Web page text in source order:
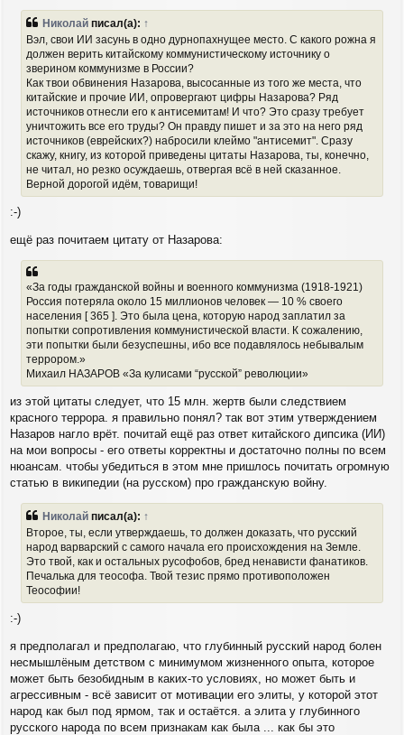
о
щ
Николай писал(а): ↑
Вэл, свои ИИ засунь в одно дурнопахнущее место. С какого рожна я
должен верить китайскому коммунистическому источнику о
зверином коммунизме в России?
Как твои обвинения Назарова, высосанные из того же места, что
китайские и прочие ИИ, опровергают цифры Назарова? Ряд
источников отнесли его к антисемитам! И что? Это сразу требует
уничтожить все его труды? Он правду пишет и за это на него ряд
источников (еврейских?) набросили клеймо "антисемит". Сразу
скажу, книгу, из которой приведены цитаты Назарова, ты, конечно,
не читал, но резко осуждаешь, отвергая всё в ней сказанное.
Верной дорогой идём, товарищи!
:-)
ещё раз почитаем цитату от Назарова:
«За годы гражданской войны и военного коммунизма (1918-1921)
Россия потеряла около 15 миллионов человек — 10 % своего
населения [ 365 ]. Это была цена, которую народ заплатил за
попытки сопротивления коммунистической власти. К сожалению,
эти попытки были безуспешны, ибо все подавлялось небывалым
террором.»
Михаил НАЗАРОВ «За кулисами “русской” революции»
из этой цитаты следует, что 15 млн. жертв были следствием
красного террора. я правильно понял? так вот этим утверждением
Назаров нагло врёт. почитай ещё раз ответ китайского дипсика (ИИ)
на мои вопросы - его ответы корректны и достаточно полны по всем
нюансам. чтобы убедиться в этом мне пришлось почитать огромную
статью в википедии (на русском) про гражданскую войну.
Николай писал(а): ↑
Второе, ты, если утверждаешь, то должен доказать, что русский
народ варварский с самого начала его происхождения на Земле.
Это твой, как и остальных русофобов, бред ненависти фанатиков.
Печалька для теософа. Твой тезис прямо противоположен
Теософии!
:-)
я предполагал и предполагаю, что глубинный русский народ болен
несмышлёным детством с минимумом жизненного опыта, которое
может быть безобидным в каких-то условиях, но может быть и
агрессивным - всё зависит от мотивации его элиты, у которой этот
народ как был под ярмом, так и остаётся. а элита у глубинного
русского народа по всем признакам как была ... как бы это